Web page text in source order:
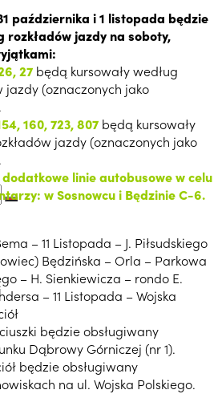
października i 1 listopada będzie
rozkładów jazdy na soboty,
27 będą kursowały według
jazdy (oznaczonych jako
160, 723, 807 będą kursowały
jazdy (oznaczonych jako
linie autobusowe w celu
w Sosnowcu i Będzinie C-6.
– 11 Listopada – J. Piłsudskiego
Będzińska – Orla – Parkowa
– H. Sienkiewicza – rondo E.
– 11 Listopada – Wojska
będzie obsługiwany
Dąbrowy Górniczej (nr 1).
będzie obsługiwany
na ul. Wojska Polskiego.